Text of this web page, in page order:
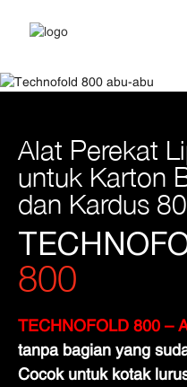
Alat Perekat
untuk Karton
dan Kardus
800
TECHNOFOLD 800 –
tanpa bagian yang
Cocok untuk kotak